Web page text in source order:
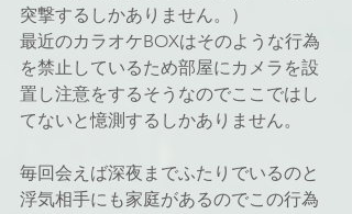
突撃するしかありません。）
最近のカラオケBOXはそのような行為
を禁止しているため部屋にカメラを設
置し注意をするそうなのでここではし
てないと憶測するしかありません。
毎回会えば深夜までふたりでいるのと
浮気相手にも家庭があるのでこの行為